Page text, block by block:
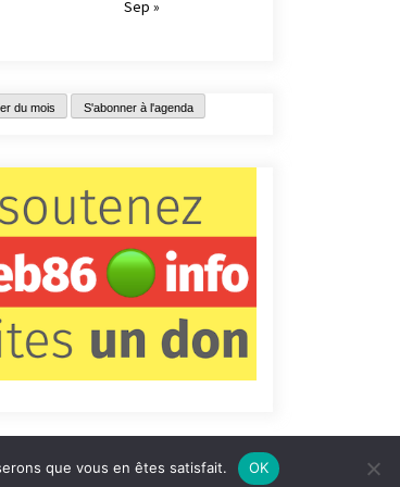
Sep »
du mois S'abonner à l'agenda
nous ? Informations légales
que vous en êtes satisfait. OK